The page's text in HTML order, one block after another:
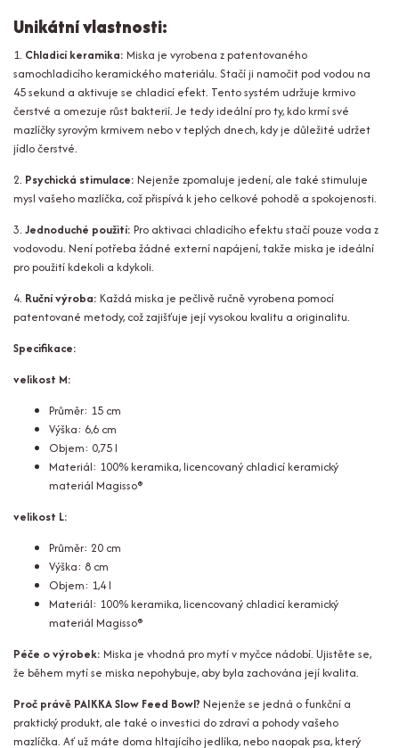
Unikátní vlastnosti:
1. Chladicí keramika: Miska je vyrobena z patentovaného
samochladicího keramického materiálu. Stačí ji namočit pod vodou na
45 sekund a aktivuje se chladicí efekt. Tento systém udržuje krmivo
čerstvé a omezuje růst bakterií. Je tedy ideální pro ty, kdo krmí své
mazlíčky syrovým krmivem nebo v teplých dnech, kdy je důležité udržet
jídlo čerstvé.
2. Psychická stimulace: Nejenže zpomaluje jedení, ale také stimuluje
mysl vašeho mazlíčka, což přispívá k jeho celkové pohodě a spokojenosti.
3. Jednoduché použití: Pro aktivaci chladicího efektu stačí pouze voda z
vodovodu. Není potřeba žádné externí napájení, takže miska je ideální
pro použití kdekoli a kdykoli.
4. Ruční výroba: Každá miska je pečlivě ručně vyrobena pomocí
patentované metody, což zajišťuje její vysokou kvalitu a originalitu.
Specifikace:
velikost M:
Průměr: 15 cm
Výška: 6,6 cm
Objem: 0,75 l
Materiál: 100% keramika, licencovaný chladicí keramický
materiál Magisso®
velikost L:
Průměr: 20 cm
Výška: 8 cm
Objem: 1,4 l
Materiál: 100% keramika, licencovaný chladicí keramický
materiál Magisso®
Péče o výrobek: Miska je vhodná pro mytí v myčce nádobí. Ujistěte se,
že během mytí se miska nepohybuje, aby byla zachována její kvalita.
Proč právě PAIKKA Slow Feed Bowl? Nejenže se jedná o funkční a
praktický produkt, ale také o investici do zdraví a pohody vašeho
mazlíčka. Ať už máte doma hltajícího jedlíka, nebo naopak psa, který